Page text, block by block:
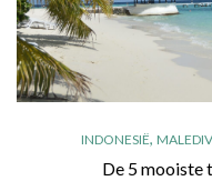
INDONESIË,
De 5 mooiste